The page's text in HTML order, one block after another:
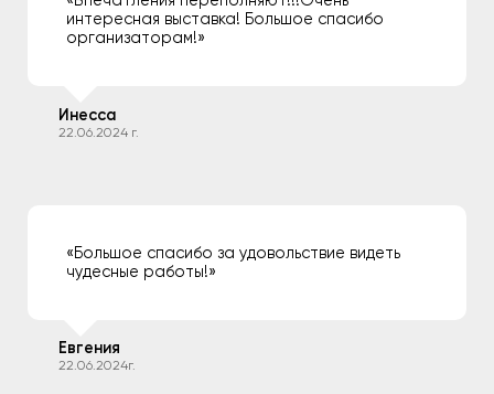
интересная выставка! Большое спасибо
организаторам!»
Инесса
22.06.2024 г.
«Большое спасибо за удовольствие видеть
чудесные работы!»
Евгения
22.06.2024г.